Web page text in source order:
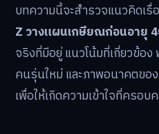
บทความนี้จะสำรวจแนวคิดเรื่
Z วางแผนเกษียณก่อนอายุ
จริงที่มีอยู่ แนวโน้มที่เกี่ยวข้อ
คนรุ่นใหม่ และภาพอนาคตขอ
เพื่อให้เกิดความเข้าใจที่ครอ